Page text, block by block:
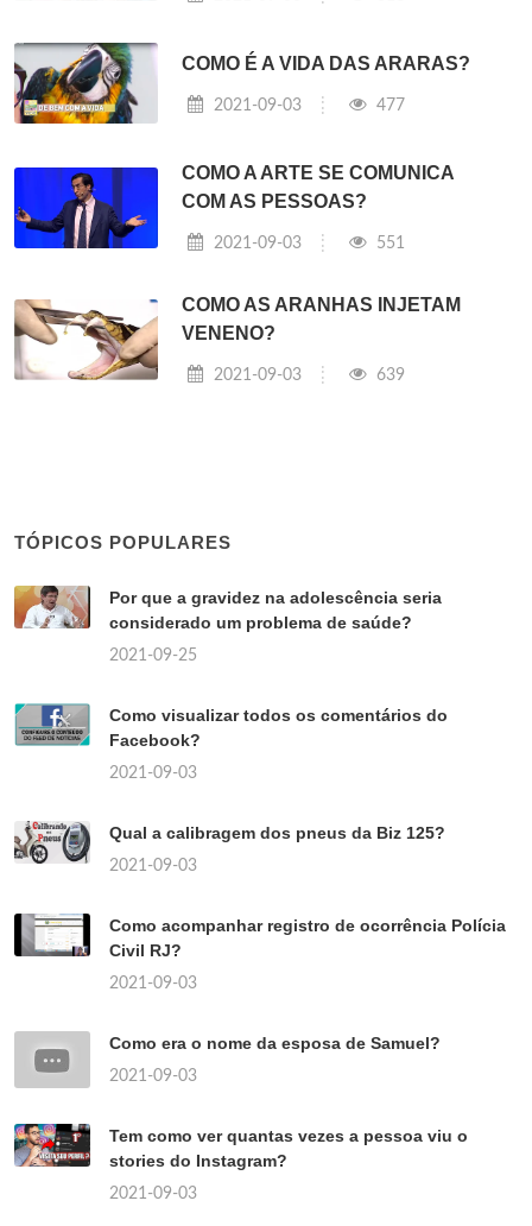
COMO É A VIDA DAS ARARAS?
2021-09-03 477
COMO A ARTE SE COMUNICA
COM AS PESSOAS?
2021-09-03 551
COMO AS ARANHAS INJETAM
VENENO?
2021-09-03 639
TÓPICOS POPULARES
Por que a gravidez na adolescência seria
considerado um problema de saúde?
2021-09-25
Como visualizar todos os comentários do
Facebook?
2021-09-03
Qual a calibragem dos pneus da Biz 125?
2021-09-03
Como acompanhar registro de ocorrência Polícia
Civil RJ?
2021-09-03
Como era o nome da esposa de Samuel?
2021-09-03
Tem como ver quantas vezes a pessoa viu o
stories do Instagram?
2021-09-03